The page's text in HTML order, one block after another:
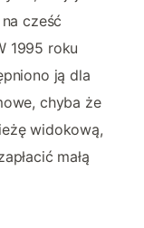
cześć
1995 roku
ją dla
chyba że
widokową,
małą